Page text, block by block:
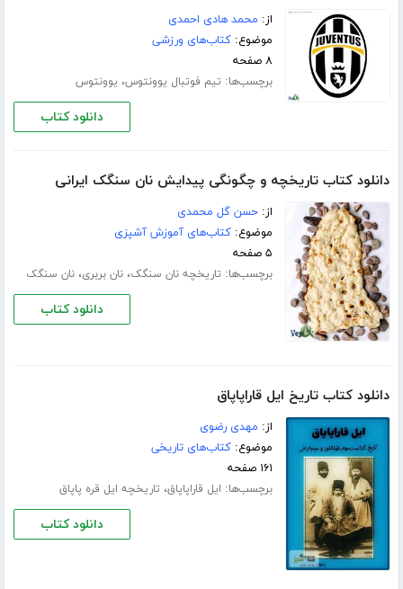
از: محمد هادی احمدی
موضوع:کتاب‌های ورزشی
۸ صفحه
برچسب‌ها: تیم فوتبال یوونتوس، یوونتوس
دانلود کتاب
دانلود کتاب تاریخچه و چگونگی پیدایش نان سنگک ایرانی
از:حسن گل محمدی
موضوع:کتاب‌های آموزش آشپزی
۵ صفحه
برچسب‌ها: تاریخچه نان سنگک،نان بربری،نان سنگک
دانلود کتاب
دانلود کتاب تاریخ ایل قاراپاپاق
از: مهدی رضوی
موضوع:کتاب‌های تاریخی
۱۶۱ صفحه
برچسب‌ها: ایل قاراپاپاق، تاریخچه ایل قره پاپاق
دانلود کتاب